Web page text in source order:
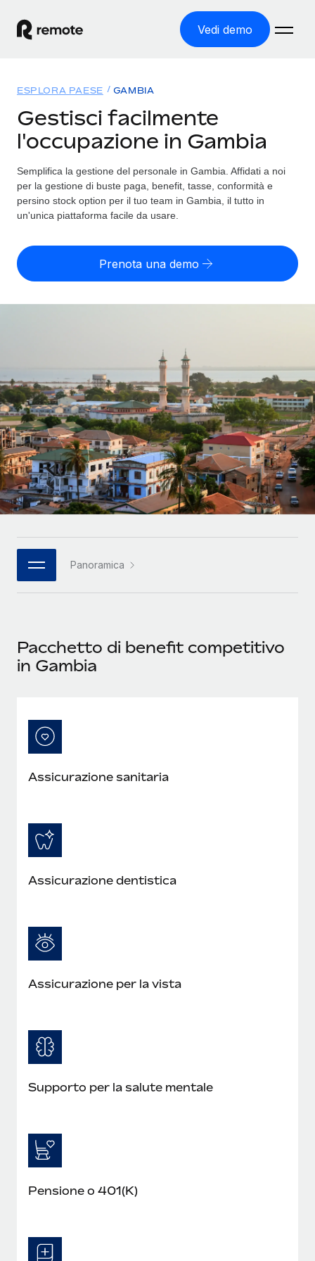
Vedi demo
ASSUMI NEL MONDO
Global Payroll
Gestisci il payroll a norma, in tutta semplicità
Employer of Record
Contractor Management
Affidati agli esperti per la gestione HR e la
compliance globale
Soluzioni
COPERTURA GLOBALE
Ricerca paesi
Trova i servizi di supporto all’impiego per ogni Paese
Confronta Remote
Scopri come ci confrontiamo con gli altri
Integra l'HR globale nella tua piattaforma in modo
CASE STUDIES
Tariffe
English
Deutsch
Español
Italiano
Português (Portugal)
日本語
한국어
中文（简体）
Login
ESPLORA PAESE GAMBIA
Gestisci facilmente
l'occupazione in Gambia
Semplifica la gestione del personale in Gambia. Affidati a noi
per la gestione di buste paga, benefit, tasse, conformità e
persino stock option per il tuo team in Gambia, il tutto in
un'unica piattaforma facile da usare.
Prenota una demo
Panoramica
Pacchetto di benefit competitivo
in Gambia
Assicurazione sanitaria
Assicurazione dentistica
Assicurazione per la vista
Supporto per la salute mentale
Pensione o 401(K)